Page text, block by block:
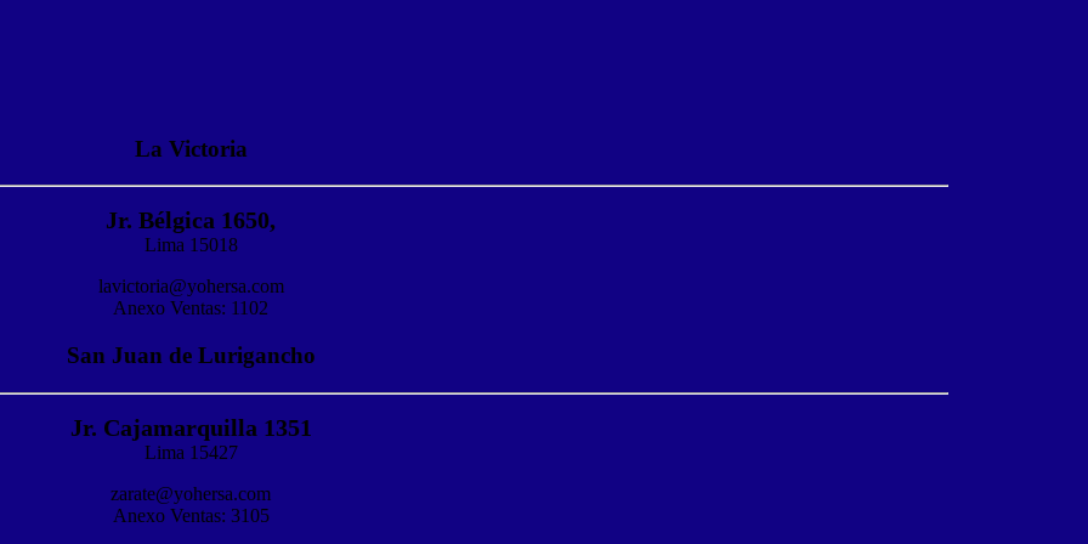
La Victoria
Jr. Bélgica 1650,
Lima 15018
lavictoria@yohersa.com
Anexo Ventas: 1102
San Juan de Lurigancho
Jr. Cajamarquilla 1351
Lima 15427
zarate@yohersa.com
Anexo Ventas: 3105